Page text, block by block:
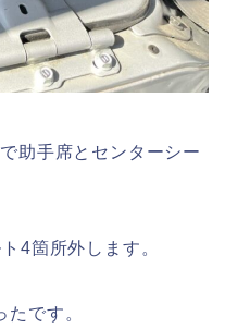
助手席とセンターシー
4箇所外します。
です。